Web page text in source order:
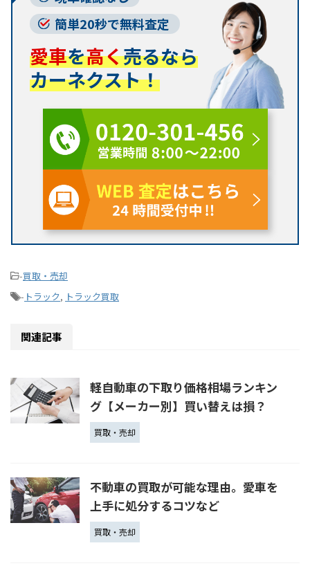
簡単20秒で無料査定
愛車を高く売るなら
カーネクスト！
-買取・売却
- トラック, トラック買取
関連記事
軽自動車の下取り価格相場ランキン
グ【メーカー別】買い替えは損？
買取・売却
不動車の買取が可能な理由。愛車を
上手に処分するコツなど
買取・売却